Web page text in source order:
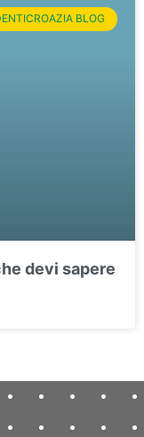
BLOG
devi sapere